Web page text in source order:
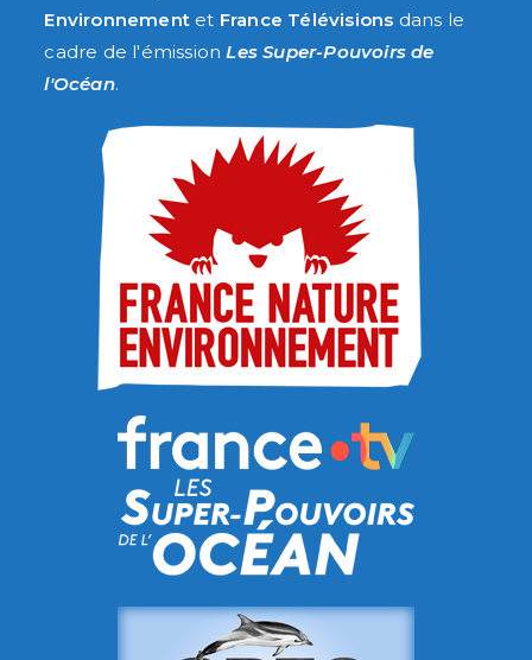
Environnement et France Télévisions dans le
cadre de l'émissionLes Super-Pouvoirs de
l'Océan.